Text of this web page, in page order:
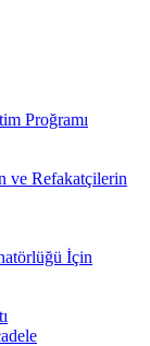
Proğramı
ve Refakatçilerin
İçin